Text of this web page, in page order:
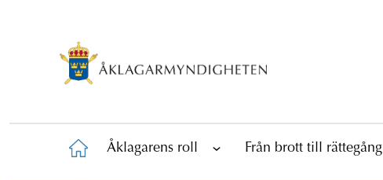
Åklagarens roll Från brott till rättegång